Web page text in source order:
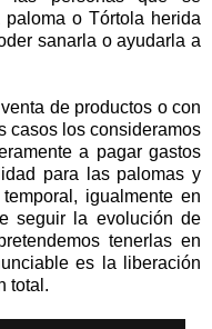
o Tórtola herida
sanarla o ayudarla a
de productos o con
casos los consideramos
a pagar gastos
para las palomas y
igualmente en
seguir la evolución de
tenerlas en
es la liberación
total.